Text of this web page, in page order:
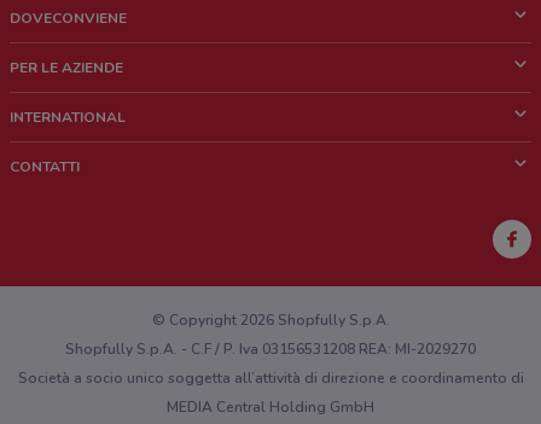
DOVECONVIENE
Chi siamo
Lavora con noi
PER LE AZIENDE
Richieste commerciali e marketing
INTERNATIONAL
CONTATTI
Hai un malfunzionamento sul web o sull'app?
© Copyright 2026 Shopfully S.p.A.
Shopfully S.p.A. - C.F / P. Iva 03156531208 REA: MI-2029270
Società a socio unico soggetta all’attività di direzione e coordinamento di
MEDIA Central Holding GmbH